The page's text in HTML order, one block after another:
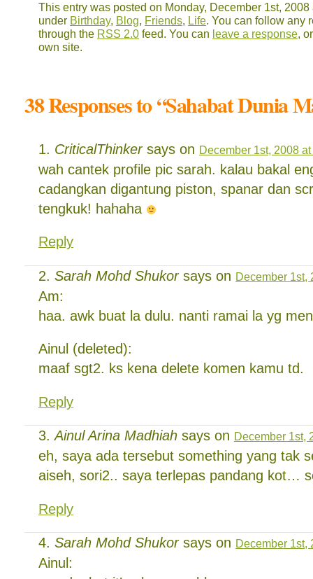
This entry was posted on Monday, December 1st,
under Birthday, Blog, Friends, Life. You can follow any
through the RSS 2.0 feed. You can leave a response,
own site.
38 Responses to “Sahabat Dunia
CriticalThinkersays on December 1st, 2008
wah cantek profile pic sarah. kalau bakal
cadangkan digantung piston, spanar dan
tengkuk! hahaha
Reply
Sarah Mohd Shukorsays on December 1st,
Am:
haa. awk buat la dulu. nanti ramai la yg
Ainul (deleted):
maaf sgt2. ks kena delete komen kamu td.
Reply
Ainul Arina Madhiah says on December 1st,
eh, saya ada tersebut something yang tak
aiseh, sori2.. saya terlepas pandang kot…
Reply
Sarah Mohd Shukorsays on December 1st,
Ainul: